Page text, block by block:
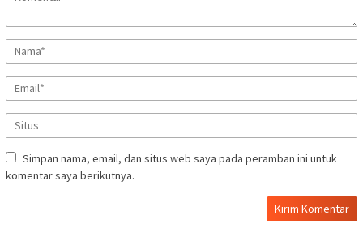
Simpan nama, email, dan situs web saya pada peramban ini untuk
komentar saya berikutnya.